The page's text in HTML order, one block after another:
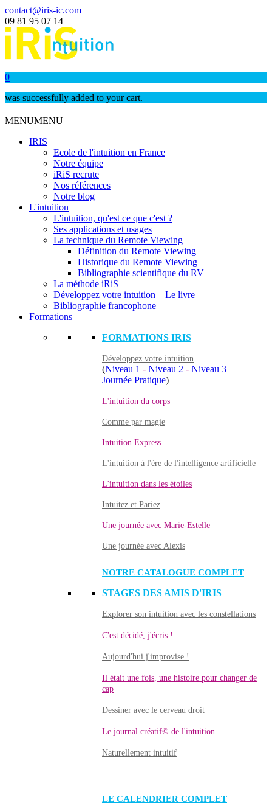
contact@iris-ic.com
09 81 95 07 14
0
was successfully added to your cart.
MENUMENU
IRIS
Ecole de l'intuition en France
Notre équipe
iRiS recrute
Nos références
Notre blog
L'intuition
L'intuition, qu'est ce que c'est ?
Ses applications et usages
La technique du Remote Viewing
Définition du Remote Viewing
Historique du Remote Viewing
Bibliographie scientifique du RV
La méthode iRiS
Développez votre intuition – Le livre
Bibliographie francophone
Formations
FORMATIONS IRIS
Développez votre intuition
(Niveau 1 - Niveau 2 - Niveau 3
Journée Pratique)
L'intuition du corps
Comme par magie
Intuition Express
L'intuition à l'ère de l'intelligence artificielle
L'intuition dans les étoiles
Intuitez et Pariez
Une journée avec Marie-Estelle
Une journée avec Alexis
NOTRE CATALOGUE COMPLET
STAGES DES AMIS D'IRIS
Explorer son intuition avec les constellations
C'est décidé, j'écris !
Aujourd'hui j'improvise !
Il était une fois, une histoire pour changer de
cap
Dessiner avec le cerveau droit
Le journal créatif© de l'intuition
Naturellement intuitif
LE CALENDRIER COMPLET